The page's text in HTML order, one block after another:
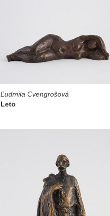
Ľudmila Cvengrošová
Leto